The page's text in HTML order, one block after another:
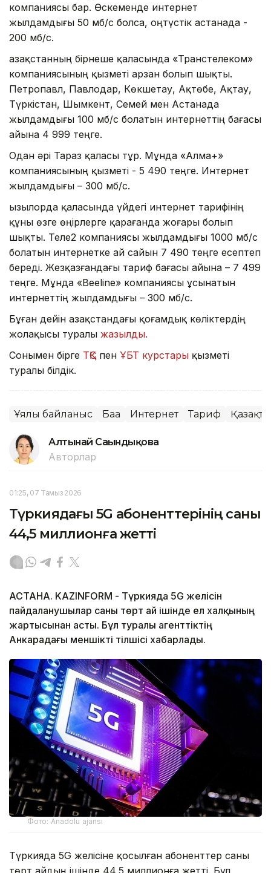
компаниясы бар. Өскеменде интернет
жылдамдығы 50 мб/с болса, оңтүстік астанада -
200 мб/с.
Қазақстанның бірнеше қаласында «Транстелеком»
компаниясының қызметі арзан болып шықты.
Петропавл, Павлодар, Көкшетау, Ақтөбе, Ақтау,
Түркістан, Шымкент, Семей мен Астанада
жылдамдығы 100 мб/с болатын интернеттің бағасы
айына 4 999 теңге.
Одан әрі Тараз қаласы тұр. Мұнда «Алма+»
компаниясының қызметі - 5 490 теңге. Интернет
жылдамдығы – 300 мб/с.
Қызылорда қаласында үйдегі интернет тарифінің
құны өзге өңірлерге қарағанда жоғары болып
шықты. Теле2 компаниясы жылдамдығы 1000 мб/с
болатын интернетке ай сайын 7 490 теңге есептеп
береді. Жезқазғандағы тариф бағасы айына – 7 499
теңге. Мұнда «Beeline» компаниясы ұсынатын
интернеттің жылдамдығы – 300 мб/с.
Бұған дейін Қазақстандағы қоғамдық көліктердің
жолақысы туралы жазылды.
Сонымен бірге ТҚС пен ҰБТ курстары қызметі
туралы білдік.
Ұялы байланыс Баға Интернет Тариф
Алтынай Сағындықова
Авторлар
01:25, 07 Тамыз 2026
Түркиядағы 5G абоненттерінің саны
44,5 миллионға жетті
АСТАНА. KAZINFORM - Түркияда 5G желісін
пайдаланушылар саны төрт ай ішінде ел халқының
жартысынан асты. Бұл туралы агенттіктің
Анкарадағы меншікті тілшісі хабарлады.
Фото: Anadolu ajansı
Түркияда 5G желісіне қосылған абоненттер саны